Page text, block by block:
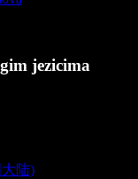
jezicima
陆)